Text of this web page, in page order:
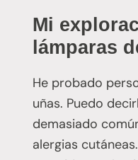
Mi
lámparas
He probado
uñas. Puedo
demasiado
alergias